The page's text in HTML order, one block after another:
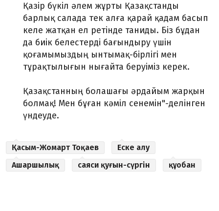
Қазір бүкіл әлем жұрты Қазақстанды
барлық салада тек алға қарай қадам басып
келе жатқан ел ретінде таниды. Біз бұдан
да биік белестерді бағындыру үшін
қоғамымыздың ынтымақ-бірлігі мен
тұрақтылығын нығайта беруіміз керек.
Қазақстанның болашағы әрдайым жарқын
болмақ! Мен бұған кәміл сенемін"-делінген
үндеуде.
Қасым-Жомарт Тоқаев
Еске алу
Ашаршылық
саяси қуғын-сүргін құобан